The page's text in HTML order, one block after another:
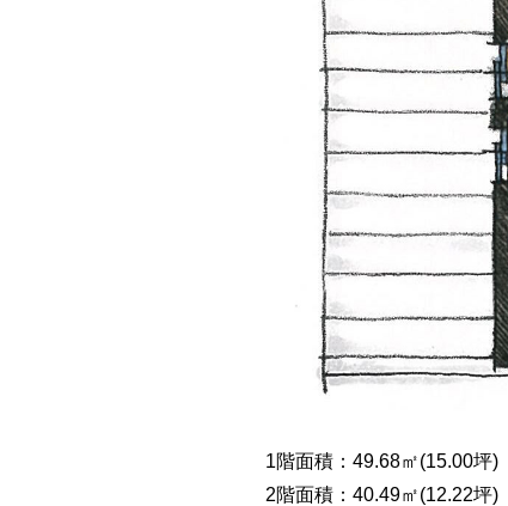
1階面積：49.68㎡(15.00坪)
2階面積：40.49㎡(12.22坪)